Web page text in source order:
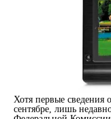
Хотя первые сведения
сентябре, лишь